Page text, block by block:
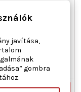
Páros cikkszám :
-20%
javítása,
gombra